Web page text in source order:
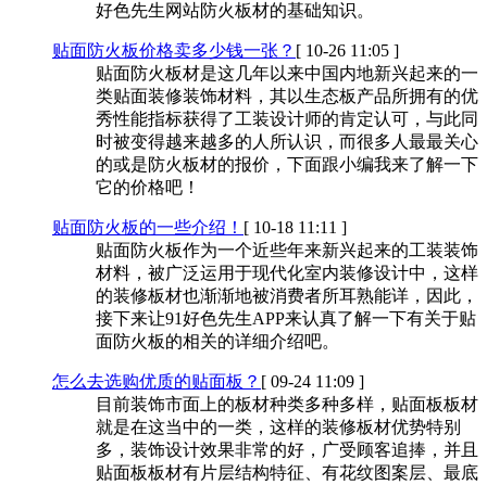
好色先生网站防火板材的基础知识。
贴面防火板价格卖多少钱一张？ [ 10-26 11:05 ]
贴面防火板材是这几年以来中国内地新兴起来的一
类贴面装修装饰材料，其以生态板产品所拥有的优
秀性能指标获得了工装设计师的肯定认可，与此同
时被变得越来越多的人所认识，而很多人最最关心
的或是防火板材的报价，下面跟小编我来了解一下
它的价格吧！
贴面防火板的一些介绍！ [ 10-18 11:11 ]
贴面防火板作为一个近些年来新兴起来的工装装饰
材料，被广泛运用于现代化室内装修设计中，这样
的装修板材也渐渐地被消费者所耳熟能详，因此，
接下来让91好色先生APP来认真了解一下有关于贴
面防火板的相关的详细介绍吧。
怎么去选购优质的贴面板？ [ 09-24 11:09 ]
目前装饰市面上的板材种类多种多样，贴面板板材
就是在这当中的一类，这样的装修板材优势特别
多，装饰设计效果非常的好，广受顾客追捧，并且
贴面板板材有片层结构特征、有花纹图案层、最底